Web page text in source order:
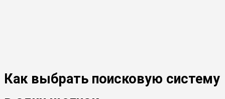
Как выбрать поисковую систему